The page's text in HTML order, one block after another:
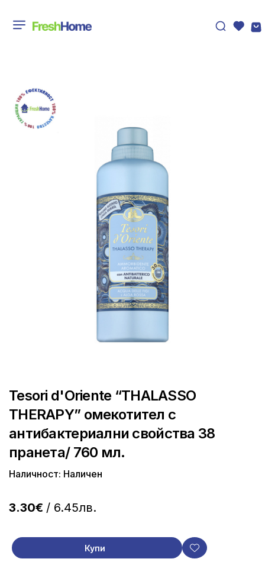
Tesori d'Oriente “THALASSO
THERAPY” омекотител с
антибактериални свойства 38
пранета/ 760 мл.
Наличност: Наличен
3.30€ / 6.45лв.
Купи